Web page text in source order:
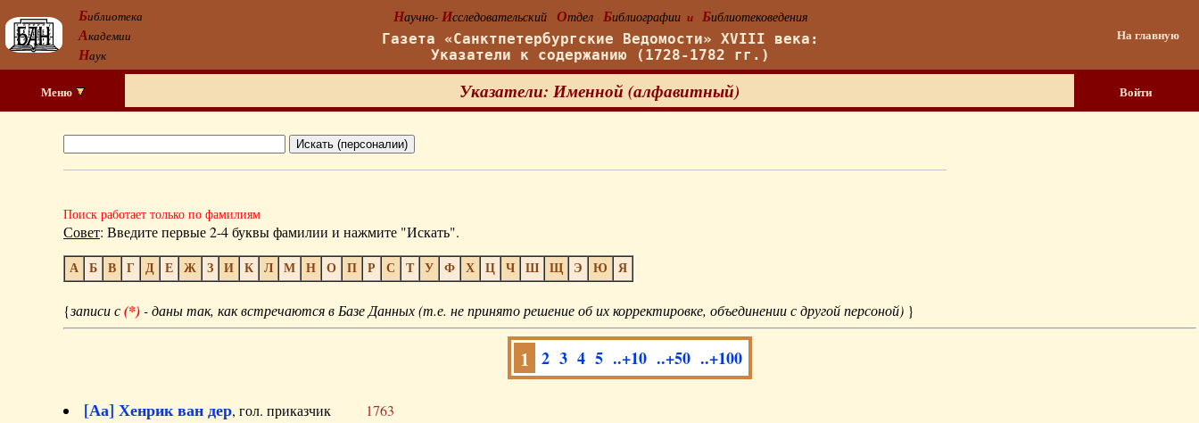
Библиотека
Академии
Наук
Научно- Исследовательский Отдел Библиографии и Библиотековедения
Газета «Санктпетербургские Ведомости» XVIII века:
Указатели к содержанию (1728-1782 гг.)
На главную
Меню Указатели: Именной (алфавитный) Войти
Поиск работает только по фамилиям
Совет: Введите первые 2-4 буквы фамилии и нажмите "Искать".
А Б В Г Д Е Ж З И К Л М Н О П Р С Т У Ф Х Ц Ч Ш Щ Э Ю Я
{записи с(*)- даны так, как встречаются в Базе Данных (т.е. не принято решение об их корректировке, объединении с другой персоной) }
1 2 3 4 5 ..+10 ..+50 ..+100
[Аа] Хенрик ван дер, гол. приказчик 1763